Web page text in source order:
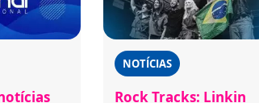
NOTÍCIAS
Rock Tracks: Linkin